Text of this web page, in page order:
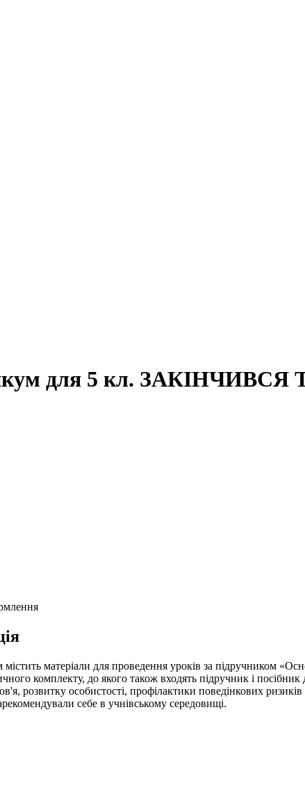
для 5 кл.
матеріали для проведення уроків за підручником
комплекту, до якого також входять підручник і
розвитку особистості, профілактики поведінкових
себе в учнівському середовищі.